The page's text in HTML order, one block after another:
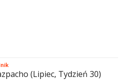
(Lipiec, Tydzień 30)